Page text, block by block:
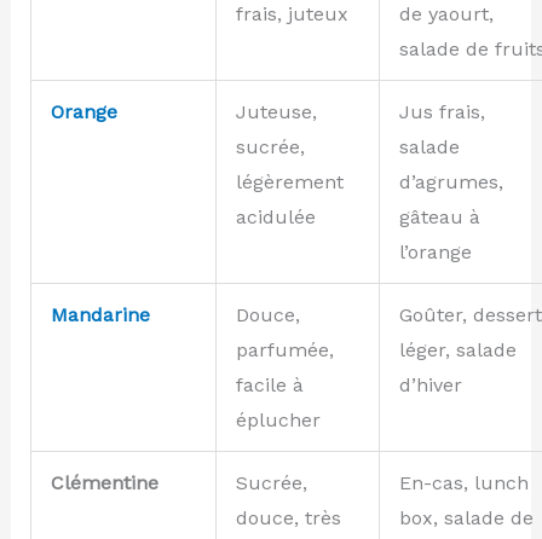
frais, juteux
de yaourt,
salade de
Orange
Juteuse,
sucrée,
légèrement
acidulée
Jus frais,
salade
d’agrumes,
gâteau à
l’orange
Mandarine
Douce,
parfumée,
facile à
éplucher
Goûter, dessert
léger, salade
d’hiver
Clémentine
Sucrée,
douce, très
En-cas, lunch
box, salade de